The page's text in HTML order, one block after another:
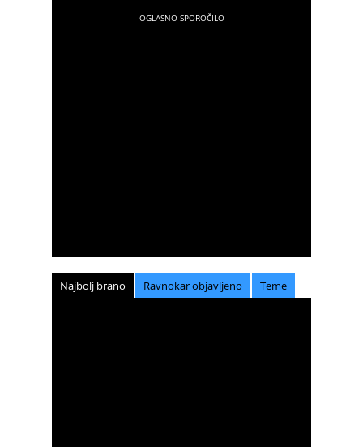
Najbolj brano Ravnokar objavljeno Teme